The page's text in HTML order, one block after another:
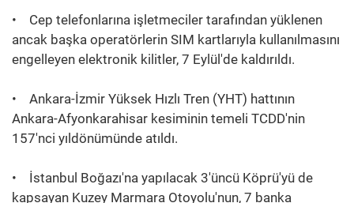
• Cep telefonlarına işletmeciler tarafından yüklenen
ancak başka operatörlerin SIM kartlarıyla kullanılmasını
engelleyen elektronik kilitler, 7 Eylül'de kaldırıldı.
• Ankara-İzmir Yüksek Hızlı Tren (YHT) hattının
Ankara-Afyonkarahisar kesiminin temeli TCDD'nin
157'nci yıldönümünde atıldı.
• İstanbul Boğazı'na yapılacak 3'üncü Köprü'yü de
kapsayan Kuzey Marmara Otoyolu'nun, 7 banka